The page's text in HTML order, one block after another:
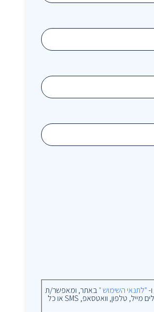
ו-"לתנאי השימוש " באתר, ומאפשר/ת
קבלת פניות ועדכונים דרך הפרטים שמסרתי, הכוללים מייל, טלפון, וואטסאפ, SMS או כל